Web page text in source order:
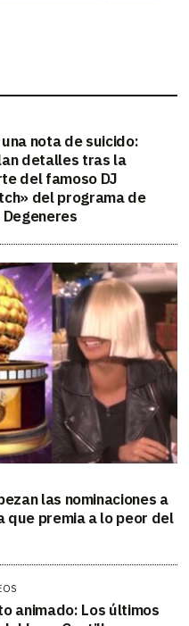
nota de suicido:
detalles tras la
del famoso DJ
del programa de
Degeneres
las nominaciones a
que premia a lo peor del
animado: Los últimos